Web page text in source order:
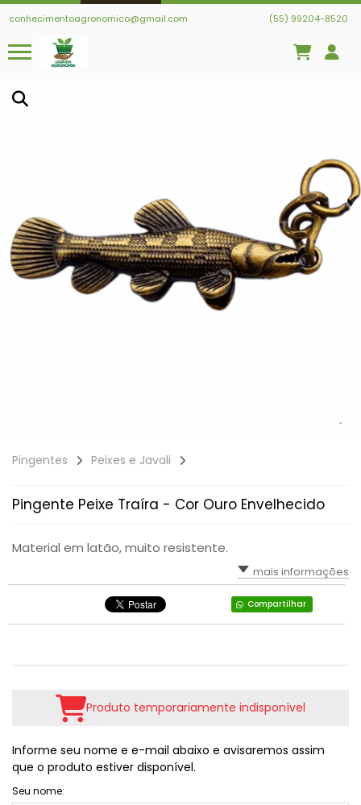
conhecimentoagronomico@gmail.com (55) 99204-8520
Pingentes Peixes e Javali
Pingente Peixe Traíra - Cor Ouro Envelhecido
Material em latão, muito resistente.
mais informações
Compartilhar
Produto temporariamente indisponível
Informe seu nome e e-mail abaixo e avisaremos assim
que o produto estiver disponível.
Seu nome: